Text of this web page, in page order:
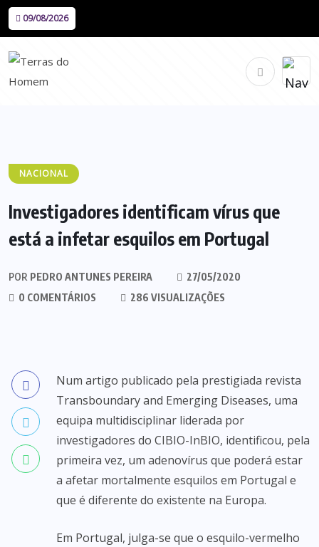
09/08/2026
NACIONAL
Investigadores identificam vírus que
está a infetar esquilos em Portugal
POR PEDRO ANTUNES PEREIRA
27/05/2020
0 COMENTÁRIOS
286 VISUALIZAÇÕES
Num artigo publicado pela prestigiada revista
Transboundary and Emerging Diseases, uma
equipa multidisciplinar liderada por
investigadores do CIBIO-InBIO, identificou, pela
primeira vez, um adenovírus que poderá estar
a afetar mortalmente esquilos em Portugal e
que é diferente do existente na Europa.
Em Portugal, julga-se que o esquilo-vermelho